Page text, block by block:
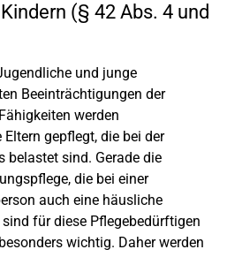
(§ 42 Abs. 4 und
und junge
Beeinträchtigungen der
werden
gepflegt, die bei der
belastet sind. Gerade die
die bei einer
auch eine häusliche
für diese Pflegebedürftigen
wichtig. Daher werden